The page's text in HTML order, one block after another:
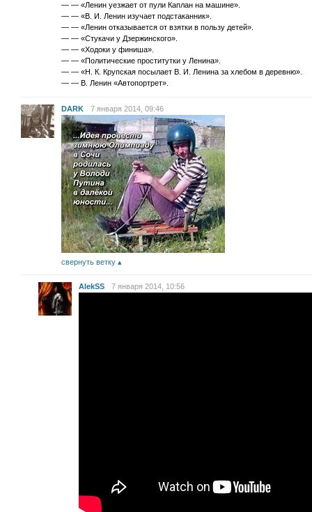
— — «Ленин уезжает от пули Каплан на машине».
— — «В. И. Ленин изучает подстаканник».
— — «Ленин отказывается от взятки в пользу детей».
— — «Стукачи у Дзержинского».
— — «Ходоки у финиша».
— — «Политические проститутки у Ленина».
— — «H. К. Крупская посылает В. И. Ленина за хлебом в деревню».
— — В. Ленин «Автопортрет».
DARK 7 января 2014, 09:46
свернуть ветку
AlekSS 7 января 2014, 10:56